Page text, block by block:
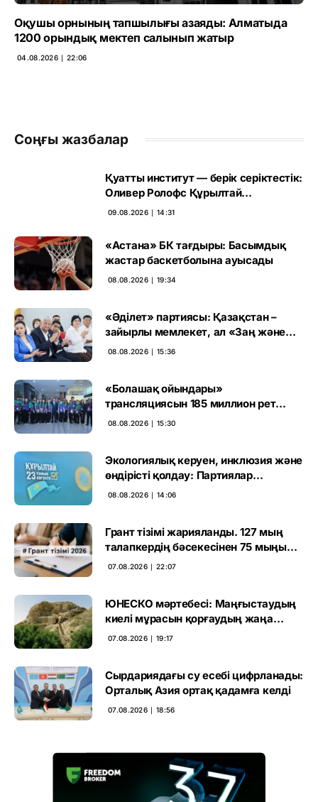
Оқушы орнының тапшылығы азаяды: Алматыда
1200 орындық мектеп салынып жатыр
04.08.2026 ∣ 22:06
Соңғы жазбалар
Қуатты институт — берік серіктестік:
Оливер Ролофс Құрылтай
сайлауының маңызын бағалады
09.08.2026 ∣ 14:31
«Астана» БК тағдыры: Басымдық
жастар баскетболына ауысады
08.08.2026 ∣ 19:34
«Әділет» партиясы: Қазақстан –
зайырлы мемлекет, ал «Заң және
тәртіп» қағидаты баршаға міндетті
08.08.2026 ∣ 15:36
«Болашақ ойындары»
трансляциясын 185 миллион рет
көрген
08.08.2026 ∣ 15:30
Экологиялық керуен, инклюзия және
өндірісті қолдау: Партиялар
өңірлерде қандай мәселе көтерді
08.08.2026 ∣ 14:06
Грант тізімі жарияланды. 127 мың
талапкердің бәсекесінен 75 мыңы
өтті
07.08.2026 ∣ 22:07
ЮНЕСКО мәртебесі: Маңғыстаудың
киелі мұрасын қорғаудың жаңа
кезеңі басталды
07.08.2026 ∣ 19:17
Сырдариядағы су есебі цифрланады:
Орталық Азия ортақ қадамға келді
07.08.2026 ∣ 18:56